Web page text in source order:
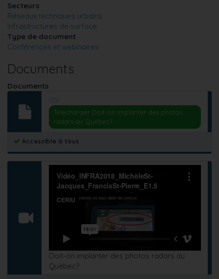
Secteurs
Réseaux techniques urbains
Infrastructures de surface
Type de document
Conférences et webinaires
Documents
Documents
Télécharger Doit-on implanter des photos
radars au Québec?
Accessible à tous
Doit-on implanter des photos radars au
Québec?